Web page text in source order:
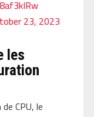
23, 2023
les
CPU, le